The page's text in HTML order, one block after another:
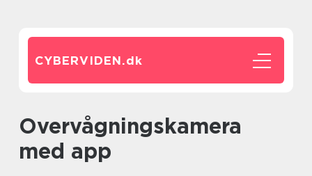
CYBERVIDEN.dk
overvågningskamera
med app